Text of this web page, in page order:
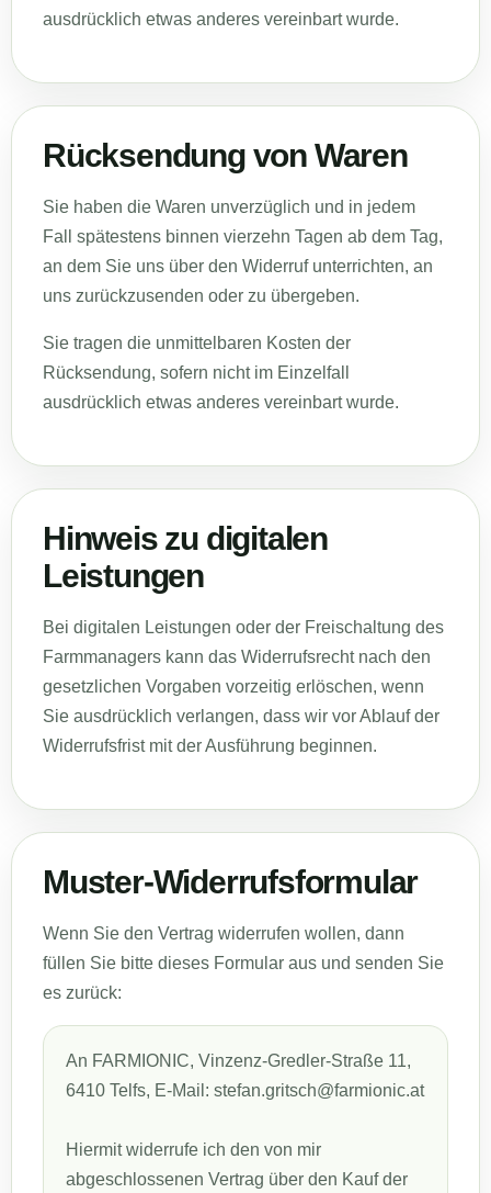
ausdrücklich etwas anderes vereinbart wurde.
Rücksendung von Waren
Sie haben die Waren unverzüglich und in jedem
Fall spätestens binnen vierzehn Tagen ab dem Tag,
an dem Sie uns über den Widerruf unterrichten, an
uns zurückzusenden oder zu übergeben.
Sie tragen die unmittelbaren Kosten der
Rücksendung, sofern nicht im Einzelfall
ausdrücklich etwas anderes vereinbart wurde.
Hinweis zu digitalen
Leistungen
Bei digitalen Leistungen oder der Freischaltung des
Farmmanagers kann das Widerrufsrecht nach den
gesetzlichen Vorgaben vorzeitig erlöschen, wenn
Sie ausdrücklich verlangen, dass wir vor Ablauf der
Widerrufsfrist mit der Ausführung beginnen.
Muster-Widerrufsformular
Wenn Sie den Vertrag widerrufen wollen, dann
füllen Sie bitte dieses Formular aus und senden Sie
es zurück:
An FARMIONIC, Vinzenz-Gredler-Straße 11,
6410 Telfs, E-Mail: stefan.gritsch@farmionic.at
Hiermit widerrufe ich den von mir
abgeschlossenen Vertrag über den Kauf der